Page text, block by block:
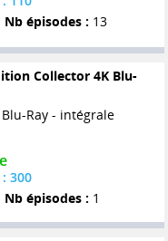
Nb épisodes : 13
Collector 4K Blu-
Ray - intégrale
300
Nb épisodes : 1